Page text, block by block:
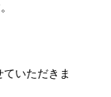
いただきま